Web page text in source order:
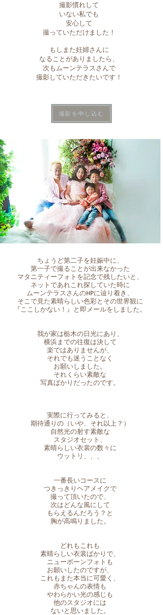
撮影慣れして
いない私でも
安心して
撮っていただけました！
もしまた妊婦さんに
なることがありましたら、
次もムーンテラスさんで
撮影していただきたいです！
撮影を申し込む
ちょうど第二子を妊娠中に、
第一子で撮ることが出来なかった
マタニティーフォトを記念で残したいと、
ネットであれこれ探していた時に
ムーンテラスさんのHPに辿り着き、
そこで見た素晴らしい色彩とその世界観に
『ここしかない！』と即メールをしました。
我が家は栃木の日光にあり、
横浜までの往復は決して
楽ではありませんが、
それでも迷うことなく
お願いしました。
それくらい素敵な
写真ばかりだったのです。
実際に行ってみると、
期待通りの（いや、それ以上？）
自然光の射す素敵な
スタジオセット、
素晴らしい衣裳の数々に
ウットリ、、、
一番長いコースに
つきっきりヘアメイクで
撮って頂いたので、
次はどんな風にして
もらえるんだろう？と
胸が高鳴りました。
どれもこれも
素晴らしい衣裳ばかりで、
ニューボーンフォトも
お願いしたのですが、
これもまた本当に可愛く、
赤ちゃんの表情も
やわらかい光の感じも
他のスタジオには
ないと思いました。